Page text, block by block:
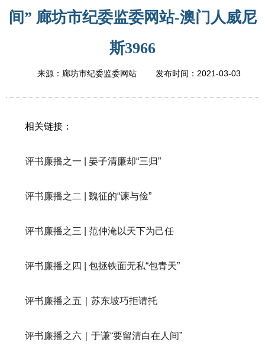
间” 廊坊市纪委监委网站-澳门人威尼
斯3966
来源：廊坊市纪委监委网站 发布时间： 2021-03-03
相关链接：
评书廉播之一 | 晏子清廉却“三归”
评书廉播之二 | 魏征的“谏与俭”
评书廉播之三 | 范仲淹以天下为己任
评书廉播之四 | 包拯铁面无私“包青天”
评书廉播之五｜苏东坡巧拒请托
评书廉播之六｜于谦“要留清白在人间”